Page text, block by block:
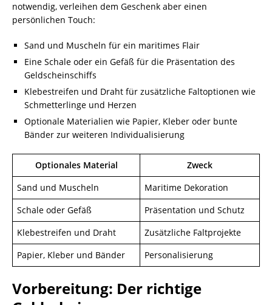
notwendig, verleihen dem Geschenk aber einen
persönlichen Touch:
Sand und Muscheln für ein maritimes Flair
Eine Schale oder ein Gefäß für die Präsentation des
Geldscheinschiffs
Klebestreifen und Draht für zusätzliche Faltoptionen wie
Schmetterlinge und Herzen
Optionale Materialien wie Papier, Kleber oder bunte
Bänder zur weiteren Individualisierung
Optionales Material
Zweck
Sand und Muscheln
Maritime Dekoration
Schale oder Gefäß
Präsentation und Schutz
Klebestreifen und Draht
Zusätzliche Faltprojekte
Papier, Kleber und Bänder
Personalisierung
Vorbereitung: Der richtige